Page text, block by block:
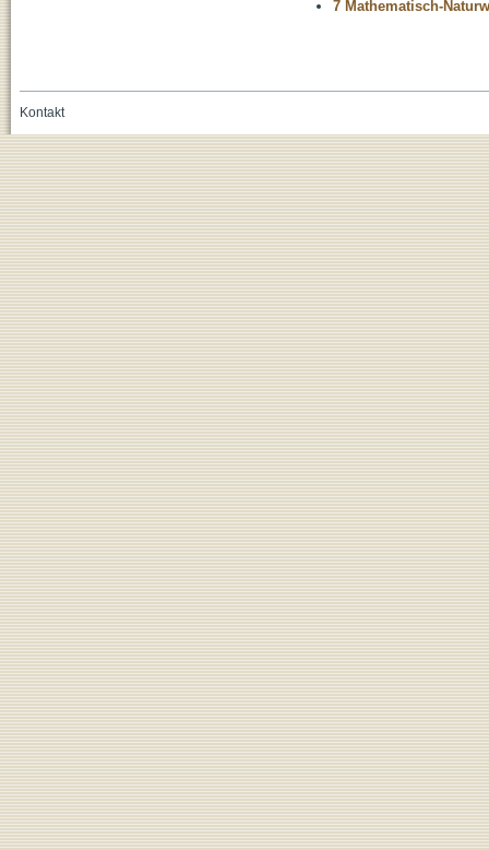
7 Mathematisch-
Kontakt